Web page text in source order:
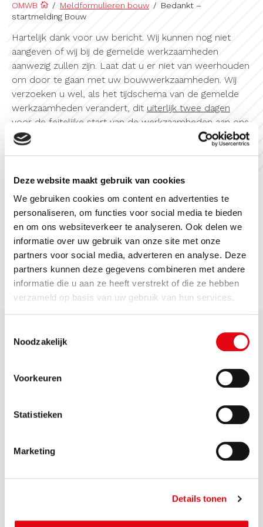
Deze website maakt gebruik van cookies
We gebruiken cookies om content en advertenties te
personaliseren, om functies voor social media te bieden
en om ons websiteverkeer te analyseren. Ook delen we
informatie over uw gebruik van onze site met onze
partners voor social media, adverteren en analyse. Deze
partners kunnen deze gegevens combineren met andere
informatie die u aan ze heeft verstrekt of die ze hebben
verzameld op basis van uw gebruik van hun services.
Noodzakelijk
Voorkeuren
Statistieken
Marketing
Details tonen
OMWB / Meldformulieren bouw / Bedankt –
startmelding Bouw
Hartelijk dank voor uw bericht. Wij kunnen nog niet
aangeven of wij bij de gemelde werkzaamheden
aanwezig zullen zijn. Laat dat u er niet van weerhouden
om door te gaan met uw bouwwerkzaamheden. Wij
verzoeken u wel, als het tijdschema van de gemelde
werkzaamheden verandert, dit uiterlijk twee dagen
voor de feitelijke start van de werkzaamheden aan ons
door te geven, zodat wij hierop tijdig kunnen
Met nadruk verzoeken wij u, mochten er ten opzichte
van de verleende omgevingsvergunning ‘bouw’ nog
inhoudelijke wijzigingen plaatsvinden, dat u ons hierover
zo spoedig en volledig mogelijk informeert. Zo kunnen
wijvoorafgaand aan de uitvoeringtoetsen of de
wijzigingen binnen de verleende vergunning kunnen
vallen.
aan een schone, veilige